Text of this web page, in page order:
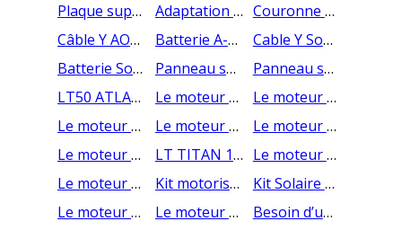
Plaque support moteur 100x100
Adaptation couronne interface LT50-LT60
Couronne octogonale de 40mm (par 10)
Câble Y AOK pour volets roulants solaires
Batterie A-OK pour volets roulants solaires
Cable Y Somfy - commande en ligne
Batterie Somfy 9019793 pour volets roulants solaires
Panneau solaire volet roulant AOK pas cher
Panneau solaire Somfy volets roulants
LT50 ATLAS 15/12 SOMFY Moteur volet roulant 15 nm filaire
Le moteur filaire de volet roulant LT50 Apollo 35/17
Le moteur de volet roulant filaire court LS40 Aries
Le moteur de volet roulant radio de la gamme Oximo
Le moteur filaire de volet roulant LT50 Vectran 50/12
Le moteur filaire de volet roulant LT50 Meteor 20/17
Le moteur de volet roulant filaire LT50 CSI Apollo 35/17 disponible
LT TITAN 100/12
Le moteur LT50 CSI Vectran 50/12 filaire et débrayable de Somfy
Le moteur LT50 CSI Jet 10/17
Kit motorisation Solaire Somfy Oximo WireFree IO II 10/12 x 20
Kit Solaire Oximo wirefree IO II 6/18 x 20
Le moteur de volet roulant Solaire AOK 6 Nm
Le moteur de volet roulant solaire AOK 10 Nm
Besoin d’un Moteur pour votre pas cher pour votre Volet Roulant ? Livraison sous 24h